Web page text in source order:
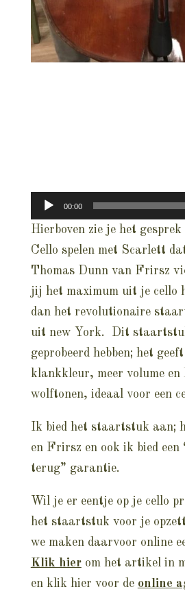
Audiospeler
00:00
Hierboven zie je het
Cello spelen met Scarlett
Thomas Dunn van Frirsz
jij het maximum uit je cello
dan het revolutionaire
uit new York. Dit
geprobeerd hebben; het
klankkleur, meer volume en
wolftonen, ideaal voor een
Ik bied het staartstuk aan;
en Frirsz en ook ik bied een
terug” garantie.
Wil je er eentje op je cello
het staartstuk voor je
we maken daarvoor online
Klik hierom het artikel in
en klik hier voor de online